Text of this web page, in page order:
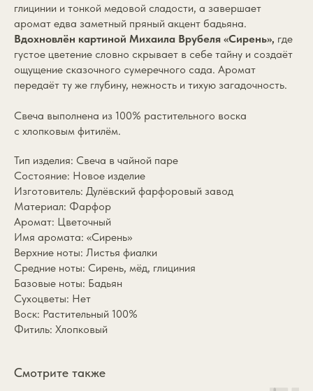
глицинии и тонкой медовой сладости, а завершает
аромат едва заметный пряный акцент бадьяна.
Вдохновлён картиной Михаила Врубеля «Сирень», где
густое цветение словно скрывает в себе тайну и создаёт
ощущение сказочного сумеречного сада. Аромат
передаёт ту же глубину, нежность и тихую загадочность.
Свеча выполнена из 100% растительного воска
с хлопковым фитилём.
Тип изделия: Свеча в чайной паре
Состояние: Новое изделие
Изготовитель: Дулёвский фарфоровый завод
Материал: Фарфор
Аромат: Цветочный
Имя аромата: «Сирень»
Верхние ноты: Листья фиалки
Средние ноты: Сирень, мёд, глициния
Базовые ноты: Бадьян
Сухоцветы: Нет
Воск: Растительный 100%
Фитиль: Хлопковый
Смотрите также